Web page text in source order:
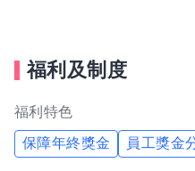
福利及制度
福利特色
保障年終獎金 員工獎金